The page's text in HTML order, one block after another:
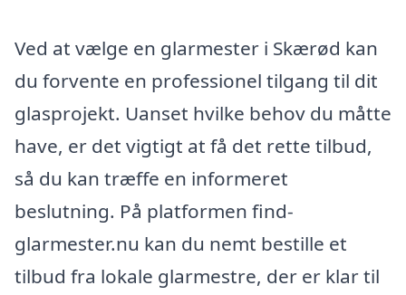
Ved at vælge en glarmester i Skærød kan
du forvente en professionel tilgang til dit
glasprojekt. Uanset hvilke behov du måtte
have, er det vigtigt at få det rette tilbud,
så du kan træffe en informeret
beslutning. På platformen find-
glarmester.nu kan du nemt bestille et
tilbud fra lokale glarmestre, der er klar til